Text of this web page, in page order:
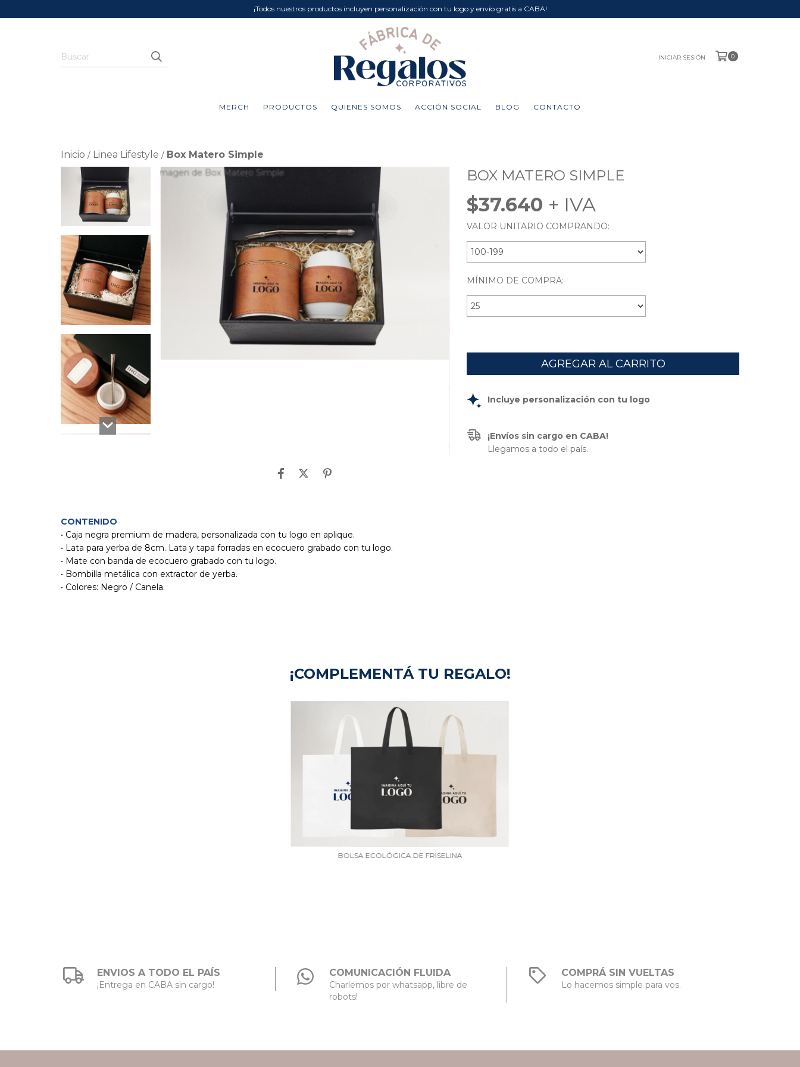
¡Todos nuestros productos incluyen personalización con tu logo y envío gratis a CABA!
INICIAR SESIÓN 0
MERCH PRODUCTOS QUIENES SOMOS ACCIÓN SOCIAL BLOG CONTACTO
Inicio / Linea Lifestyle / Box Matero Simple
CONTENIDO
• Caja negra premium de madera, personalizada con tu logo en aplique.
• Lata para yerba de 8cm. Lata y tapa forradas en ecocuero grabado con tu logo.
• Mate con banda de ecocuero grabado con tu logo.
• Bombilla metálica con extractor de yerba.
• Colores: Negro / Canela.
BOX MATERO SIMPLE
$37.640
VALOR UNITARIO COMPRANDO:
MÍNIMO DE COMPRA:
Incluye personalización con tu logo
¡Envíos sin cargo en CABA!
Llegamos a todo el país.
¡COMPLEMENTÁ TU REGALO!
BOLSA ECOLÓGICA DE FRISELINA
ENVIOS A TODO EL PAÍS
¡Entrega en CABA sin cargo!
COMUNICACIÓN FLUIDA
Charlemos por whatsapp, libre de
robots!
COMPRÁ SIN VUELTAS
Lo hacemos simple para vos.